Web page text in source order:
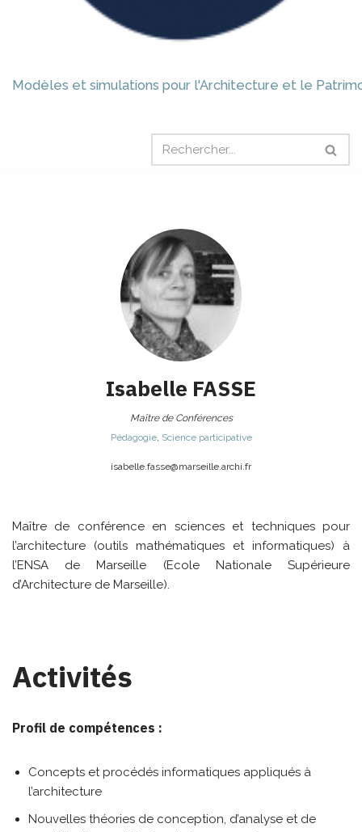
Modèles et simulations pour l'Architecture et le
Isabelle FASSE
Maître de Conférences
Pédagogie, Science participative
isabelle.fasse@marseille.archi.fr
Maître de conférence en sciences et techniques pour
l’architecture (outils mathématiques et informatiques) à
l’ENSA de Marseille (Ecole Nationale Supérieure
d’Architecture de Marseille).
Activités
Profil de compétences :
Concepts et procédés informatiques appliqués à
l’architecture
Nouvelles théories de conception, d’analyse et de